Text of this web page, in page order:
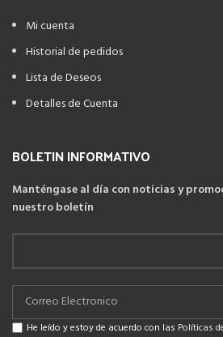
Mi cuenta
Historial de pedidos
Lista de Deseos
Detalles de Cuenta
BOLETIN INFORMATIVO
Manténgase al día con noticias y
nuestro boletín
He leído y estoy de acuerdo con las Políticas